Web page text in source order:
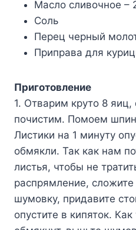
Масло сливочное –
Соль
Перец черный
Приправа для
Приготовление
1. Отварим круто 8 яиц,
почистим. Помоем
Листики на 1 минуту
обмякли. Так как нам
листья, чтобы не
распрямление, сложите
шумовку, придавите
опустите в кипяток.